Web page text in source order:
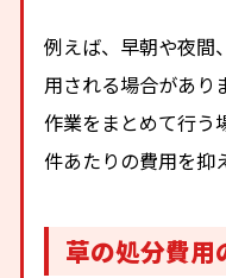
例えば、早朝や夜間
用される場合があり
作業をまとめて行う
件あたりの費用を抑
草の処分費用